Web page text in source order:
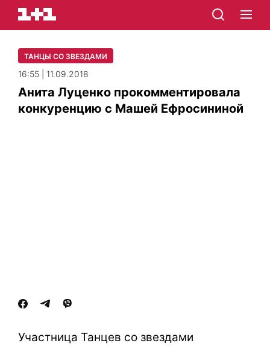
ТАНЦЫ СО ЗВЕЗДАМИ
16:55 | 11.09.2018
Анита Луценко прокомментировала
конкуренцию с Машей Ефросининой
Участница Танцев со звездами